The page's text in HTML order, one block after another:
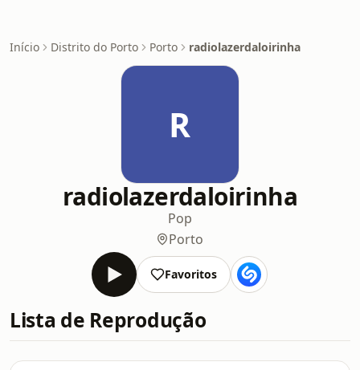
Início Distrito do Porto Porto radiolazerdaloirinha
R
radiolazerdaloirinha
Pop
Porto
Favoritos
Lista de Reprodução